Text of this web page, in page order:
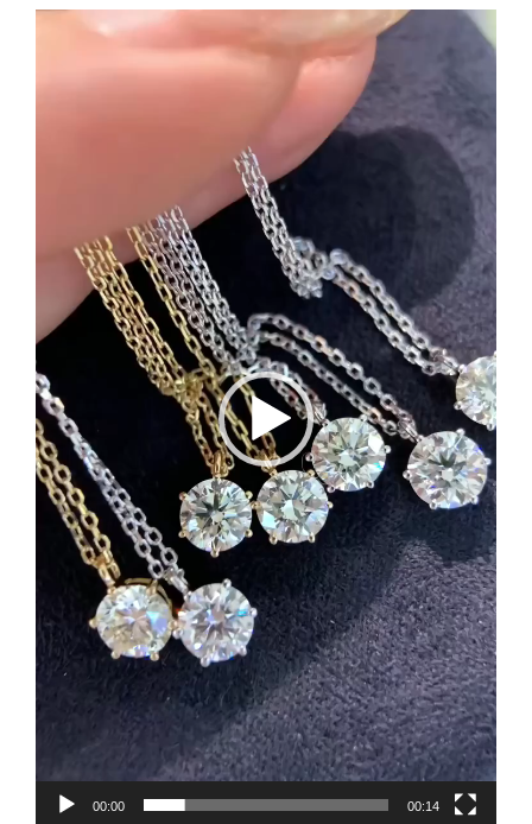
00:00 00:14